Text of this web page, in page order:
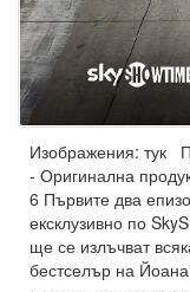
Изображения: тук
- Оригинална
6 Първите два
ексклузивно по
ще се излъчват
бестселър на